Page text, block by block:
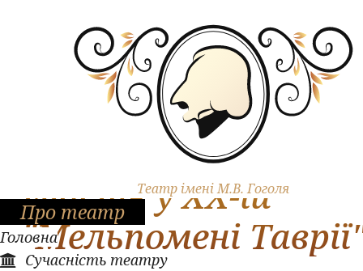
Театр імені М.В. Гоголя
Про театр
Головна
Сучасність театру
ЗМІ про нас
Гоголівці взяли
участь у ХХ-ій
"Мельпомені